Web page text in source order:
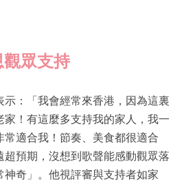
眾支持
：「我會經常來香港，因為這裏
家！有這麼多支持我的家人，我一
常適合我！節奏、美食都很適合
預期，沒想到歌聲能感動觀眾落
奇」。他視評審與支持者如家